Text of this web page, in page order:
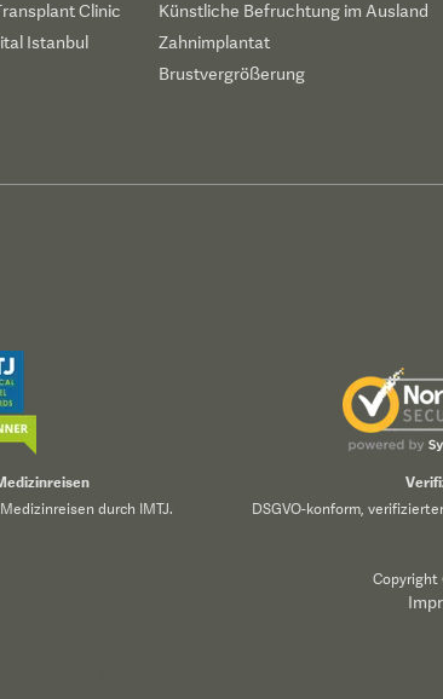
Clinic
Istanbul
Künstliche Befruchtung im Ausland
Zahnimplantat
Brustvergrößerung
durch IMTJ. DSGVO-konform,
Copyright